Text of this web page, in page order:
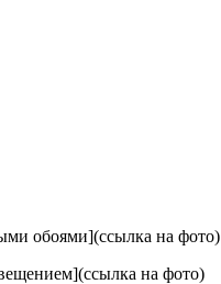
обоями](ссылка на фото)
на фото)